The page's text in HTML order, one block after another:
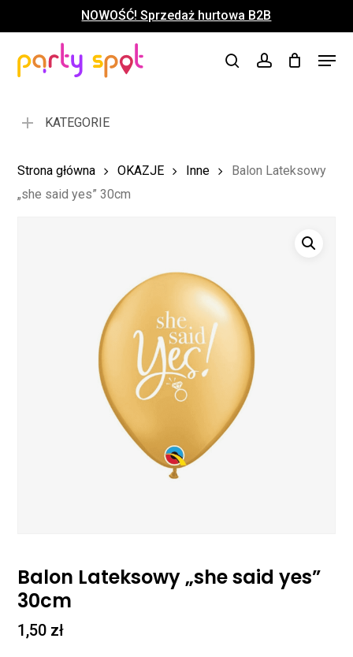
to
content
NOWOŚĆ! Sprzedaż hurtowa B2B
searchaccount
Menu
Koszyk Close
KATEGORIE
Strona główna OKAZJE Inne
Balon Lateksowy
„she said yes” 30cm
Balon Lateksowy „she said yes”
30cm
1,50 zł
Menu